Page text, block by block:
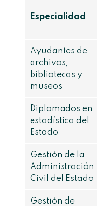
Especialidad
Ayudantes de
archivos,
bibliotecas y
museos
Diplomados en
estadística del
Estado
Gestión de la
Administración
Civil del Estado
Gestión de